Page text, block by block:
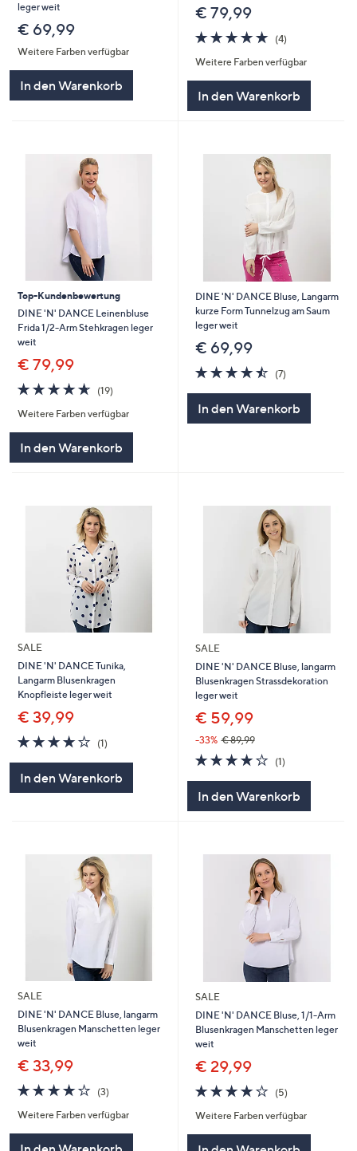
leger weit
€ 69,99
Weitere Farben verfügbar
In den Warenkorb
€ 79,99
4.8
von
5
(4)4
Weitere Farben verfügbar
In den Warenkorb
Top-Kundenbewertung
DINE 'N' DANCE Leinenbluse
Frida 1/2-Arm Stehkragen leger
weit
€ 79,99
4.6
von
5
(19)19
Weitere Farben verfügbar
In den Warenkorb
DINE 'N' DANCE Bluse, Langarm
kurze Form Tunnelzug am Saum
leger weit
€ 69,99
4.4
von
(7)7
In den Warenkorb
SALE
DINE 'N' DANCE Tunika,
Langarm Blusenkragen
Knopfleiste leger weit
€ 39,99
4.0
von
(1)1
In den Warenkorb
SALE
DINE 'N' DANCE Bluse, langarm
Blusenkragen Strassdekoration
leger weit
€ 59,99
-33% € 89,99
4.0
von
(1)1
In den Warenkorb
SALE
DINE 'N' DANCE Bluse, langarm
Blusenkragen Manschetten leger
weit
€ 33,99
4.0
von
5
(3)3
Weitere Farben verfügbar
SALE
DINE 'N' DANCE Bluse, 1/1-Arm
Blusenkragen Manschetten leger
weit
€ 29,99
3.8
von
5
(5)5
Weitere Farben verfügbar